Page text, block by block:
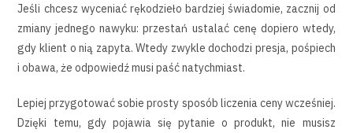
Jeśli chcesz wyceniać rękodzieło bardziej świadomie, zacznij od
zmiany jednego nawyku: przestań ustalać cenę dopiero wtedy,
gdy klient o nią zapyta. Wtedy zwykle dochodzi presja, pośpiech
i obawa, że odpowiedź musi paść natychmiast.
Lepiej przygotować sobie prosty sposób liczenia ceny wcześniej.
Dzięki temu, gdy pojawia się pytanie o produkt, nie musisz